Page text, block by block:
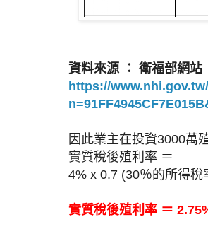
資料來源 ： 衛福部網站
https://
因此業主在投資3000萬
實質稅後殖利率 ＝
4% x 0.7 (30％的所得
實質稅後殖利率 ＝